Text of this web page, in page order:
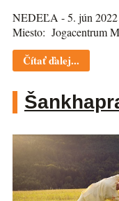
NEDEĽA - 5. jún 2022
Miesto: Jogacentrum
Čítať ďalej...